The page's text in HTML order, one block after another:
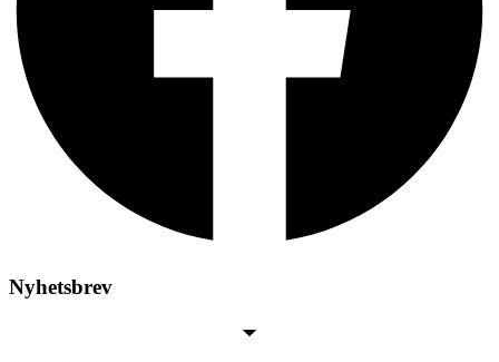
Nyhetsbrev